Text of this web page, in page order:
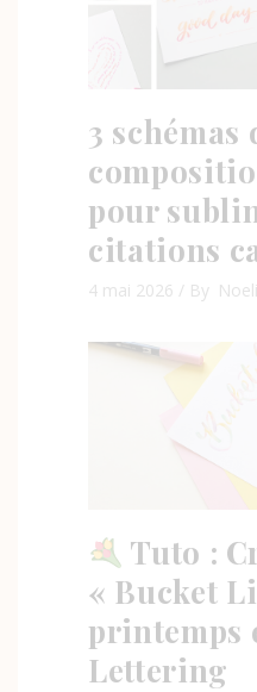
3 schémas
pour
citations
4 mai 2026 By
Tuto :
« Bucket
printemps
Lettering